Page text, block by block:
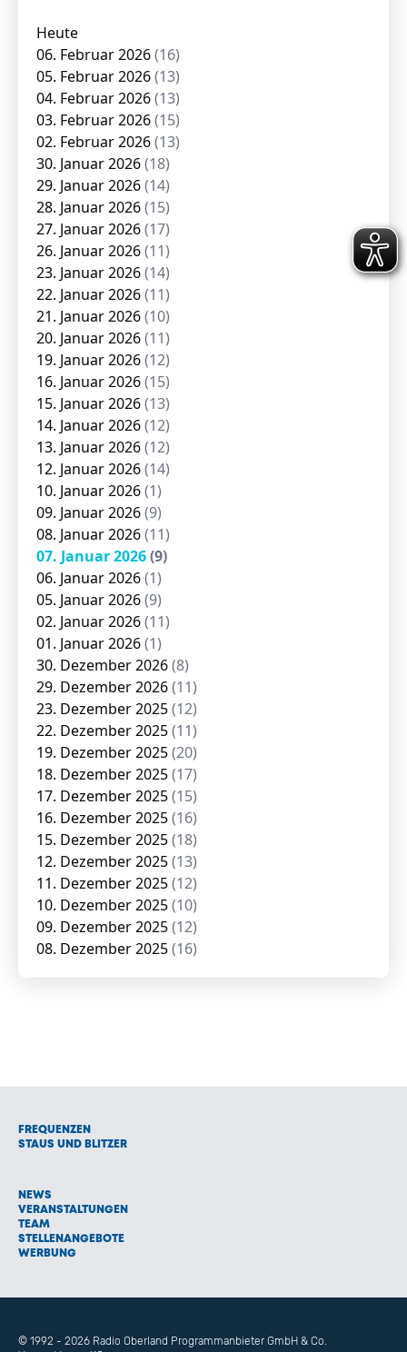
Heute
06. Februar 2026(16)
05. Februar 2026(13)
04. Februar 2026(13)
03. Februar 2026(15)
02. Februar 2026(13)
30. Januar 2026(18)
29. Januar 2026(14)
28. Januar 2026(15)
27. Januar 2026(17)
26. Januar 2026(11)
23. Januar 2026(14)
22. Januar 2026(11)
21. Januar 2026(10)
20. Januar 2026(11)
19. Januar 2026(12)
16. Januar 2026(15)
15. Januar 2026(13)
14. Januar 2026(12)
13. Januar 2026(12)
12. Januar 2026(14)
10. Januar 2026(1)
09. Januar 2026(9)
08. Januar 2026(11)
07. Januar 2026(9)
06. Januar 2026(1)
05. Januar 2026(9)
02. Januar 2026(11)
01. Januar 2026(1)
30. Dezember 2026(8)
29. Dezember 2026(11)
23. Dezember 2025(12)
22. Dezember 2025(11)
19. Dezember 2025(20)
18. Dezember 2025(17)
17. Dezember 2025(15)
16. Dezember 2025(16)
15. Dezember 2025(18)
12. Dezember 2025(13)
11. Dezember 2025(12)
10. Dezember 2025(10)
09. Dezember 2025(12)
08. Dezember 2025(16)
FREQUENZEN
STAUS UND BLITZER
NEWS
VERANSTALTUNGEN
TEAM
STELLENANGEBOTE
WERBUNG
© 1992 - 2026 Radio Oberland Programmanbieter GmbH & Co.